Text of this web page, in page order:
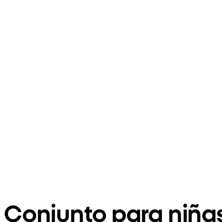
Conjunto para